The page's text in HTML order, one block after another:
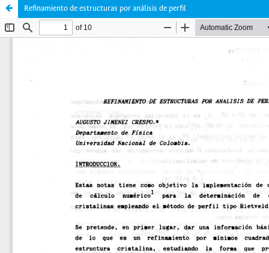
Refinamiento de estructuras por análisis de perfil